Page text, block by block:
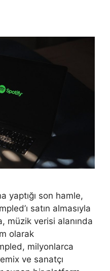
yaptığı son hamle,
satın almasıyla
müzik verisi alanında
olarak
milyonlarca
ve sanatçı